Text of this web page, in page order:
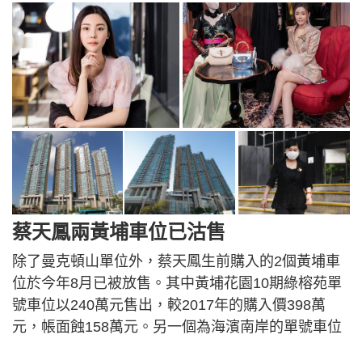
蔡天鳳兩黃埔車位已沽售
除了曼克頓山單位外，蔡天鳳生前購入的2個黃埔車
位於今年8月已被放售。其中黃埔花園10期綠榕苑單
號車位以240萬元售出，較2017年的購入價398萬
元，帳面蝕158萬元。另一個為海濱南岸的單號車位